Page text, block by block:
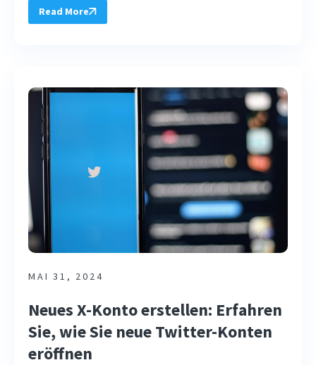
Read More
MAI 31, 2024
Neues X-Konto erstellen: Erfahren
Sie, wie Sie neue Twitter-Konten
eröffnen